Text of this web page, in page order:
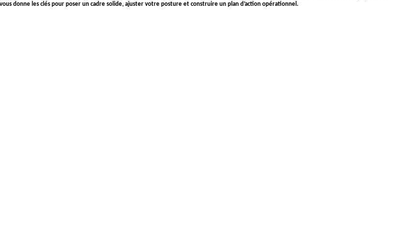
donne les clés pour poser un cadre solide, ajuster votre posture et construire un plan d’action opérationnel.